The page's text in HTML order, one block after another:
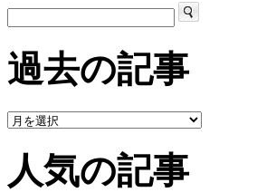
過去の記事
人気の記事